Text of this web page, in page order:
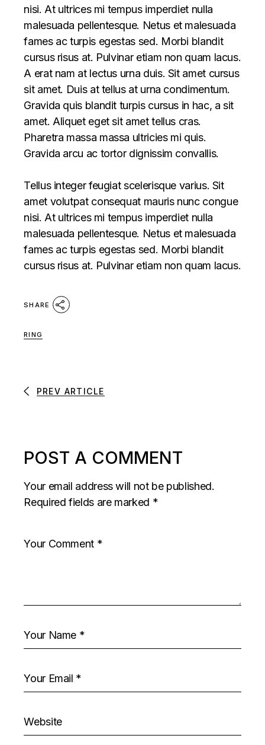
nisi. At ultrices mi tempus imperdiet nulla
malesuada pellentesque. Netus et malesuada
fames ac turpis egestas sed. Morbi blandit
cursus risus at. Pulvinar etiam non quam lacus.
A erat nam at lectus urna duis. Sit amet cursus
sit amet. Duis at tellus at urna condimentum.
Gravida quis blandit turpis cursus in hac, a sit
amet. Aliquet eget sit amet tellus cras.
Pharetra massa massa ultricies mi quis.
Gravida arcu ac tortor dignissim convallis.
Tellus integer feugiat scelerisque varius. Sit
amet volutpat consequat mauris nunc congue
nisi. At ultrices mi tempus imperdiet nulla
malesuada pellentesque. Netus et malesuada
fames ac turpis egestas sed. Morbi blandit
cursus risus at. Pulvinar etiam non quam lacus.
SHARE
RING
PREV ARTICLE
POST A COMMENT
Your email address will not be published.
Required fields are marked *